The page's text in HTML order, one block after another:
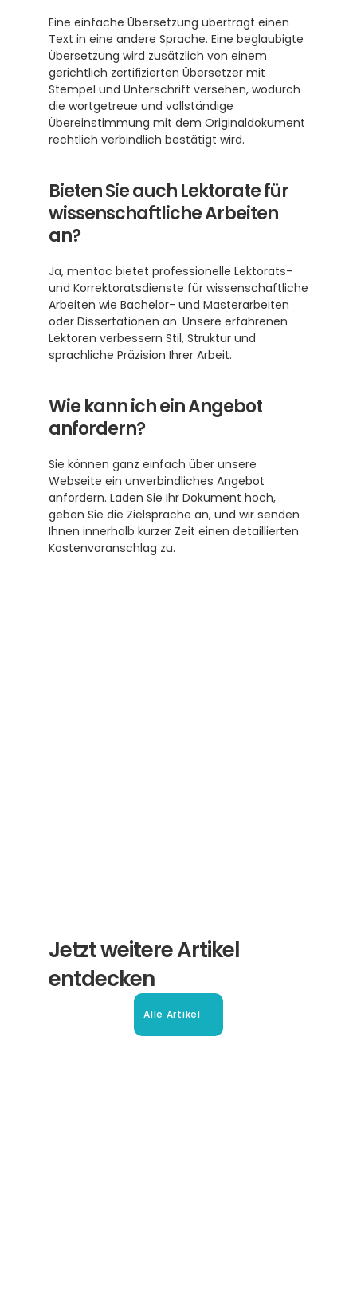
Eine einfache Übersetzung überträgt einen
Text in eine andere Sprache. Eine beglaubigte
Übersetzung wird zusätzlich von einem
gerichtlich zertifizierten Übersetzer mit
Stempel und Unterschrift versehen, wodurch
die wortgetreue und vollständige
Übereinstimmung mit dem Originaldokument
rechtlich verbindlich bestätigt wird.
Bieten Sie auch Lektorate für
wissenschaftliche Arbeiten
an?
Ja, mentoc bietet professionelle Lektorats-
und Korrektoratsdienste für wissenschaftliche
Arbeiten wie Bachelor- und Masterarbeiten
oder Dissertationen an. Unsere erfahrenen
Lektoren verbessern Stil, Struktur und
sprachliche Präzision Ihrer Arbeit.
Wie kann ich ein Angebot
anfordern?
Sie können ganz einfach über unsere
Webseite ein unverbindliches Angebot
anfordern. Laden Sie Ihr Dokument hoch,
geben Sie die Zielsprache an, und wir senden
Ihnen innerhalb kurzer Zeit einen detaillierten
Kostenvoranschlag zu.
Jetzt weitere Artikel
entdecken
Alle Artikel